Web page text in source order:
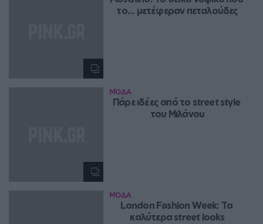
το... μετέφεραν πεταλούδες
ΜΌΔΑ
Πάρε ιδέες από το street style
του Μιλάνου
ΜΌΔΑ
London Fashion Week: Τα
καλύτερα street looks